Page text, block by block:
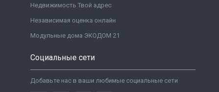
Недвижимость Твой адрес
Независимая оценка онлайн
Модульные дома ЭКОДОМ 21
Социальные сети
Добавьте нас в ваши любимые социальные сети